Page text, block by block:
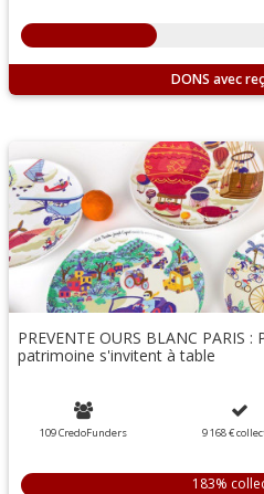
DONS
PREVENTE OURS BLANC PARIS
patrimoine s'invitent à table
109 CredoFunders 9 168 €
183%